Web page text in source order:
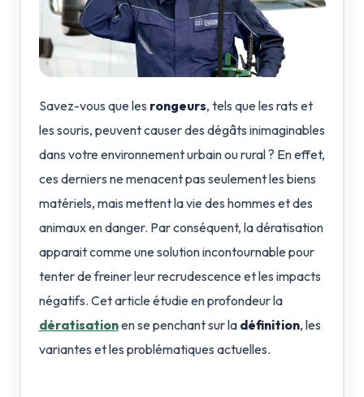
Savez-vous que les rongeurs, tels que les rats et
les souris, peuvent causer des dégâts inimaginables
dans votre environnement urbain ou rural ? En effet,
ces derniers ne menacent pas seulement les biens
matériels, mais mettent la vie des hommes et des
animaux en danger. Par conséquent, la dératisation
apparait comme une solution incontournable pour
tenter de freiner leur recrudescence et les impacts
négatifs. Cet article étudie en profondeur la
dératisationen se penchant sur la définition, les
variantes et les problématiques actuelles.